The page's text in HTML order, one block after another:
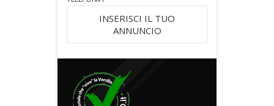
INSERISCI IL TUO
ANNUNCIO